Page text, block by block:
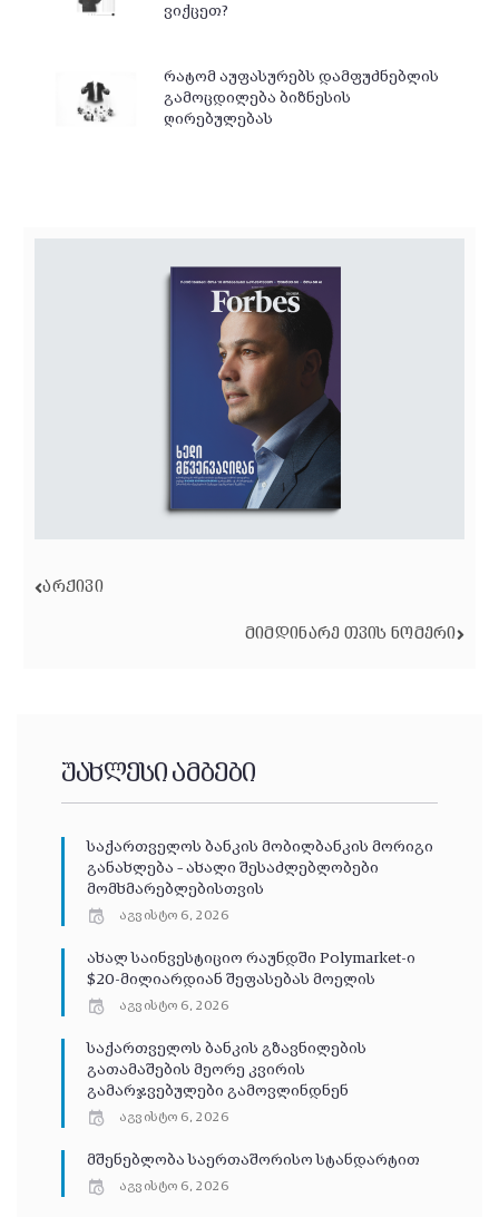
ვიქცეთ?
რატომ აუფასურებს დამფუძნებლის
გამოცდილება ბიზნესის
ღირებულებას
ᲐᲠᲥᲘᲕᲘ
ᲛᲘᲛᲓᲘᲜᲐᲠᲔ ᲗᲕᲘᲡ ᲜᲝᲛᲔᲠᲘ
უახლესი ამბები
საქართველოს ბანკის მობილბანკის მორიგი
განახლება – ახალი შესაძლებლობები
მომხმარებლებისთვის
აგვისტო 6, 2026
ახალ საინვესტიციო რაუნდში Polymarket-ი
$20-მილიარდიან შეფასებას მოელის
აგვისტო 6, 2026
საქართველოს ბანკის გზავნილების
გათამაშების მეორე კვირის
გამარჯვებულები გამოვლინდნენ
აგვისტო 6, 2026
მშენებლობა საერთაშორისო სტანდარტით
აგვისტო 6, 2026